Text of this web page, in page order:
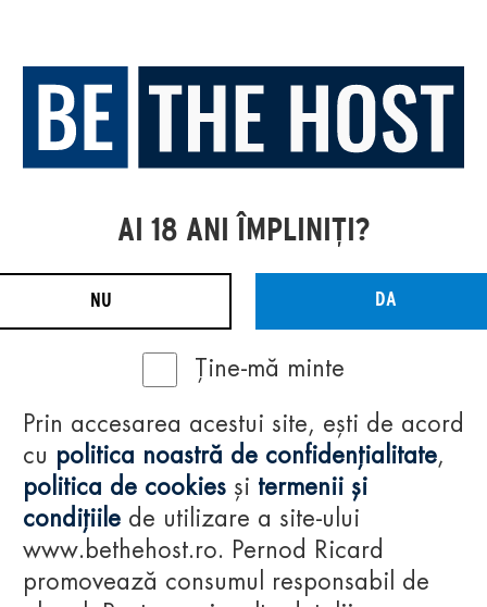
AI 18 ANI ÎMPLINIȚI?
NU DA
Ține-mă minte
Prin accesarea acestui site, ești de acord
cu politica noastră de confidențialitate,
politica de cookies și termenii și
condițiile de utilizare a site-ului
www.bethehost.ro. Pernod Ricard
promovează consumul responsabil de